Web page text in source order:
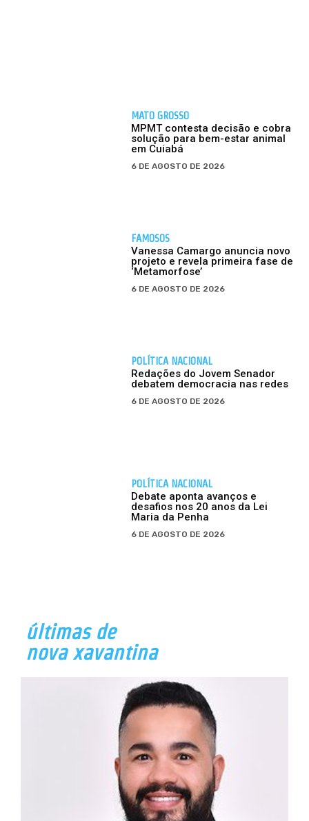
MATO GROSSO
MPMT contesta decisão e cobra
solução para bem-estar animal
em Cuiabá
6 DE AGOSTO DE 2026
FAMOSOS
Vanessa Camargo anuncia novo
projeto e revela primeira fase de
‘Metamorfose’
6 DE AGOSTO DE 2026
POLÍTICA NACIONAL
Redações do Jovem Senador
debatem democracia nas redes
6 DE AGOSTO DE 2026
POLÍTICA NACIONAL
Debate aponta avanços e
desafios nos 20 anos da Lei
Maria da Penha
6 DE AGOSTO DE 2026
últimas de
nova xavantina